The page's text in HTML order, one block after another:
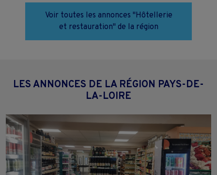
Voir toutes les annonces "Hôtellerie
et restauration" de la région
LES ANNONCES DE LA RÉGION PAYS-DE-
LA-LOIRE